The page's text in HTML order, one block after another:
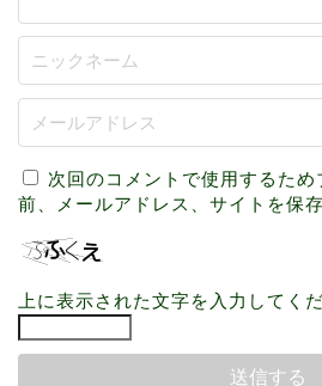
次回のコメントで使用するた
前、メールアドレス、サイトを保存
上に表示された文字を入力してくだ